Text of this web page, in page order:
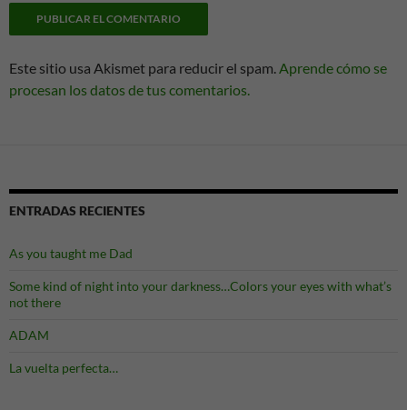
Este sitio usa Akismet para reducir el spam.Aprende cómo se
procesan los datos de tus comentarios.
ENTRADAS RECIENTES
As you taught me Dad
Some kind of night into your darkness…Colors your eyes with what’s
not there
ADAM
La vuelta perfecta…